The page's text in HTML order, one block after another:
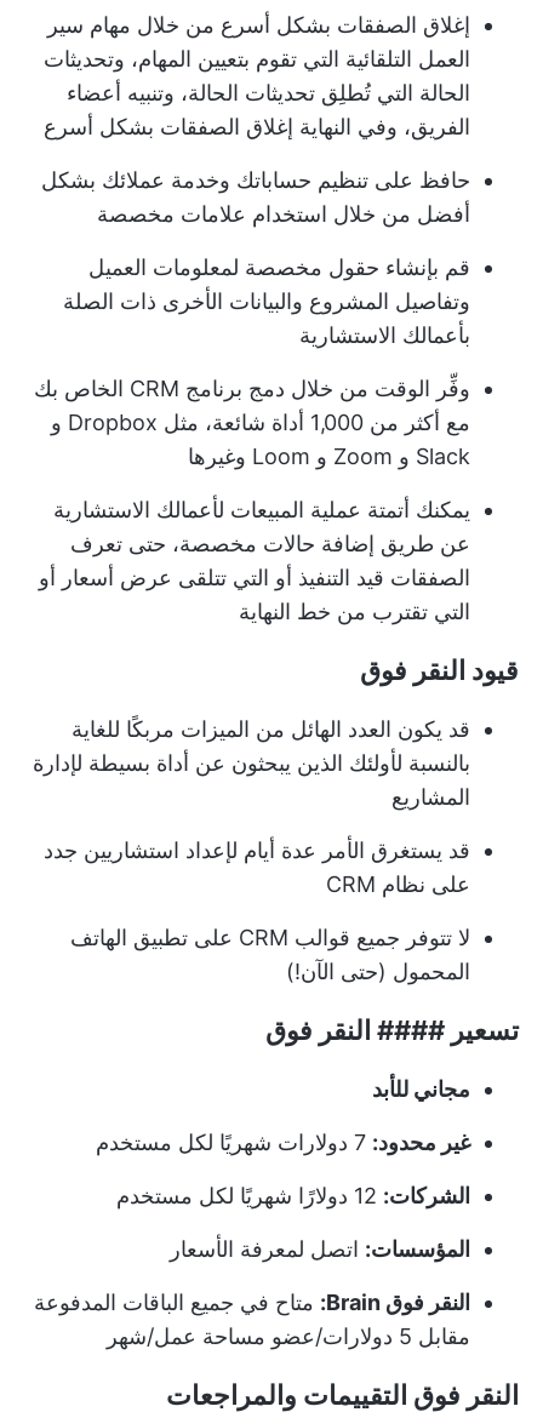
إغلاق الصفقات بشكل أسرع من خلال مهام سير
العمل التلقائية التي تقوم بتعيين المهام، وتحديثات
الحالة التي تُطلِق تحديثات الحالة، وتنبيه أعضاء
الفريق، وفي النهاية إغلاق الصفقات بشكل أسرع
حافظ على تنظيم حساباتك وخدمة عملائك بشكل
أفضل من خلال استخدام علامات مخصصة
قم بإنشاء حقول مخصصة لمعلومات العميل
وتفاصيل المشروع والبيانات الأخرى ذات الصلة
بأعمالك الاستشارية
وفِّر الوقت من خلال دمج برنامج CRM الخاص بك
مع أكثر من 1,000 أداة شائعة، مثل Dropbox و
Slack و Zoom و Loom وغيرها
يمكنك أتمتة عملية المبيعات لأعمالك الاستشارية
عن طريق إضافة حالات مخصصة، حتى تعرف
الصفقات قيد التنفيذ أو التي تتلقى عرض أسعار أو
التي تقترب من خط النهاية
قيود النقر فوق
قد يكون العدد الهائل من الميزات مربكًا للغاية
بالنسبة لأولئك الذين يبحثون عن أداة بسيطة لإدارة
المشاريع
قد يستغرق الأمر عدة أيام لإعداد استشاريين جدد
على نظام CRM
لا تتوفر جميع قوالب CRM على تطبيق الهاتف
المحمول (حتى الآن!)
تسعير #### النقر فوق
مجاني للأبد
غير محدود:
الشركات:
المؤسسات: اتصل لمعرفة الأسعار
النقر فوق Brain:
متاح في جميع الباقات المدفوعة
مقابل 5 دولارات/عضو مساحة عمل/شهر
النقر فوق التقييمات والمراجعات